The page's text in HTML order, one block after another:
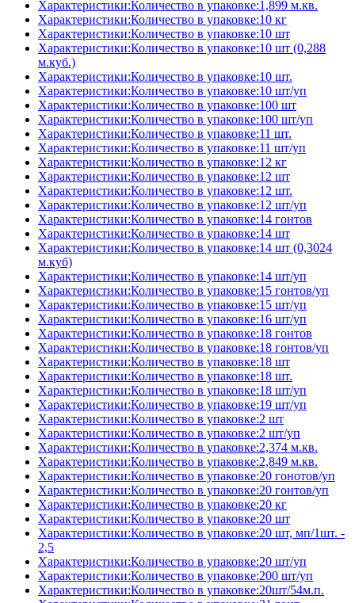
Характеристики:Количество в упаковке:1,899 м.кв.
Характеристики:Количество в упаковке:10 кг
Характеристики:Количество в упаковке:10 шт
Характеристики:Количество в упаковке:10 шт (0,288
м.куб.)
Характеристики:Количество в упаковке:10 шт.
Характеристики:Количество в упаковке:10 шт/уп
Характеристики:Количество в упаковке:100 шт
Характеристики:Количество в упаковке:100 шт/уп
Характеристики:Количество в упаковке:11 шт.
Характеристики:Количество в упаковке:11 шт/уп
Характеристики:Количество в упаковке:12 кг
Характеристики:Количество в упаковке:12 шт
Характеристики:Количество в упаковке:12 шт.
Характеристики:Количество в упаковке:12 шт/уп
Характеристики:Количество в упаковке:14 гонтов
Характеристики:Количество в упаковке:14 шт
Характеристики:Количество в упаковке:14 шт (0,3024
м.куб)
Характеристики:Количество в упаковке:14 шт/уп
Характеристики:Количество в упаковке:15 гонтов/уп
Характеристики:Количество в упаковке:15 шт/уп
Характеристики:Количество в упаковке:16 шт/уп
Характеристики:Количество в упаковке:18 гонтов
Характеристики:Количество в упаковке:18 гонтов/уп
Характеристики:Количество в упаковке:18 шт
Характеристики:Количество в упаковке:18 шт.
Характеристики:Количество в упаковке:18 шт/уп
Характеристики:Количество в упаковке:19 шт/уп
Характеристики:Количество в упаковке:2 шт
Характеристики:Количество в упаковке:2 шт/уп
Характеристики:Количество в упаковке:2,374 м.кв.
Характеристики:Количество в упаковке:2,849 м.кв.
Характеристики:Количество в упаковке:20 гонотов/уп
Характеристики:Количество в упаковке:20 гонтов/уп
Характеристики:Количество в упаковке:20 кг
Характеристики:Количество в упаковке:20 шт
Характеристики:Количество в упаковке:20 шт, мп/1шт. -
2,5
Характеристики:Количество в упаковке:20 шт/уп
Характеристики:Количество в упаковке:200 шт/уп
Характеристики:Количество в упаковке:20шт/54м.п.